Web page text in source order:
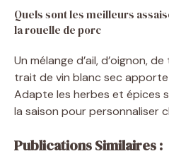
Quels sont les meilleurs
la rouelle de porc
Un mélange d’ail, d’oignon,
trait de vin blanc sec
Adapte les herbes et épices
la saison pour personnaliser
Publications Similaires :